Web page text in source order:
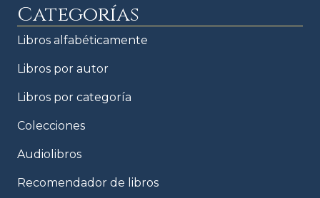
Categorías
Libros alfabéticamente
Libros por autor
Libros por categoría
Colecciones
Audiolibros
Recomendador de libros